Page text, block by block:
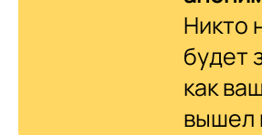
Никто
будет
как
вышел